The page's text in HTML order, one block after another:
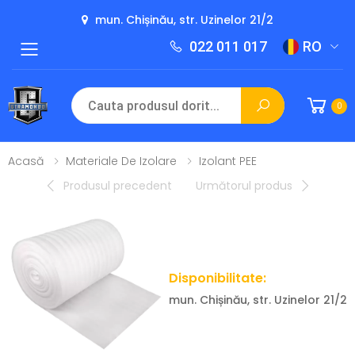
mun. Chișinău, str. Uzinelor 21/2
022 011 017 RO
Toggle mobile menu
0
Acasă Materiale De Izolare
Izolant PEE
Produsul precedent
Următorul produs
Disponibilitate:
mun. Chișinău, str. Uzinelor 21/2